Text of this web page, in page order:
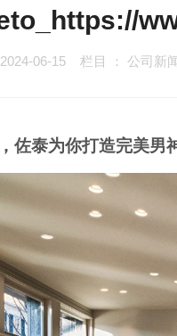
06-15 栏目 ： 公司新
佐泰为你打造完美男